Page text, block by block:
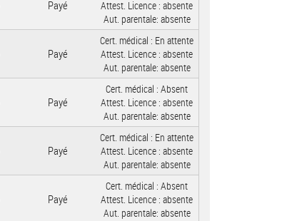
Payé
Attest. Licence : absente
Aut. parentale: absente
Payé
Cert. médical : En attente
Attest. Licence : absente
Aut. parentale: absente
Payé
Cert. médical : Absent
Attest. Licence : absente
Aut. parentale: absente
Payé
Cert. médical : En attente
Attest. Licence : absente
Aut. parentale: absente
Payé
Cert. médical : Absent
Attest. Licence : absente
Aut. parentale: absente